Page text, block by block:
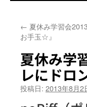
← 夏休み学習会
お手玉☆』
夏休み学
レにドロ
投稿日: 2013年8月2